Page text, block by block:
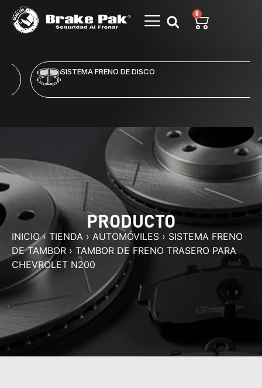
0
SISTEMA FRENO DE DISCO
PRODUCTO
INICIO› TIENDA › AUTOMÓVILES › SISTEMA FRENO
DE TAMBOR › TAMBOR DE FRENO TRASERO PARA
CHEVROLET N200